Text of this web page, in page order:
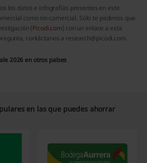
los datos e infografías presentes en este
como no-comercial. Sólo te pedimos que
(Picodi.com) con un enlace a esta
contáctanos a research@picodi.com.
2026 en otros países
en las que puedes ahorrar